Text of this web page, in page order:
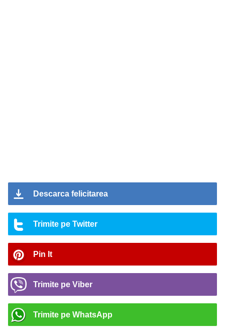
Descarca felicitarea
Trimite pe Twitter
Pin It
Trimite pe Viber
Trimite pe WhatsApp